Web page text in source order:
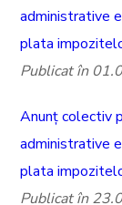
administrative
plata
Publicat în
Anunț colectiv
administrative
plata
Publicat în